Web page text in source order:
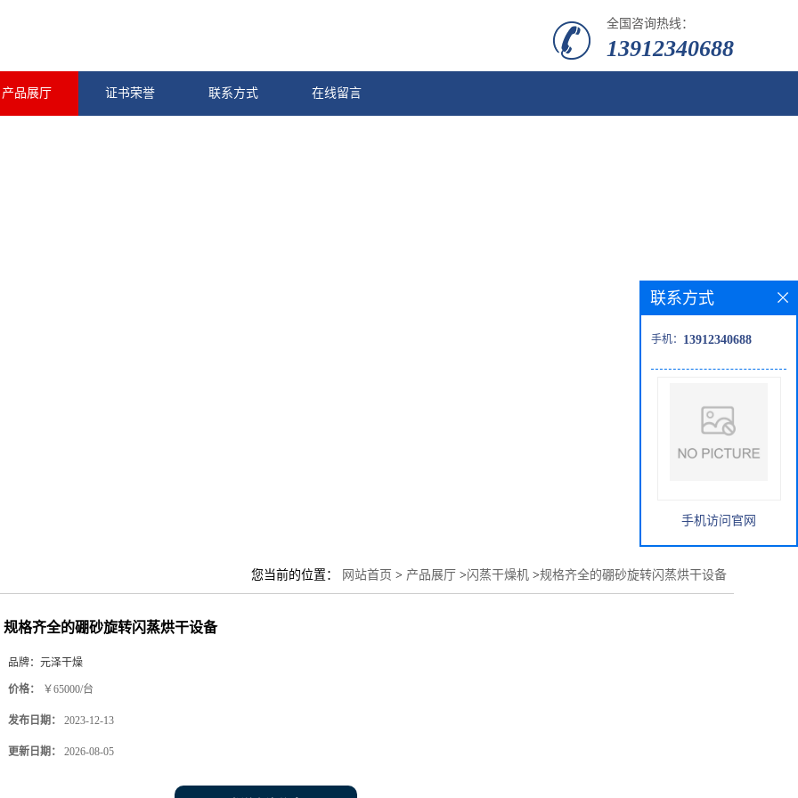
全国咨询热线：
13912340688
产品展厅 证书荣誉 联系方式 在线留言
您当前的位置： 网站首页 > 产品展厅 >闪蒸干燥机 >规格齐全的硼砂旋转闪蒸烘干设备
规格齐全的硼砂旋转闪蒸烘干设备
品牌： 元泽干燥
价格： ￥65000/台
发布日期： 2023-12-13
更新日期： 2026-08-05
联系方式
手机： 13912340688
手机访问官网